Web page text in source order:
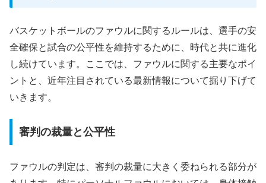
バスケットボールのファウルに関するルールは、選手の安
全確保と試合の公平性を維持するために、時代と共に進化
し続けています。ここでは、ファウルに関する主要なポイ
ントと、近年注目されている最新情報について掘り下げて
いきます。
審判の裁量と公平性
ファウルの判定は、審判の裁量に大きく委ねられる部分が